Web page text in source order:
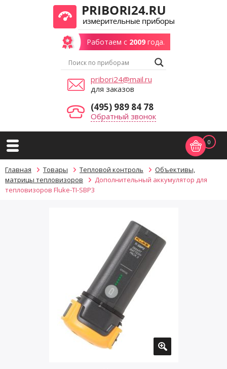
Работаем с 2009года.
pribori24@mail.ru
для заказов
(495) 989 84 78
Обратный звонок
0
Главная Товары Тепловой контроль
Объективы,
матрицы тепловизоров
Дополнительный аккумулятор для
тепловизоров Fluke-TI-SBP3